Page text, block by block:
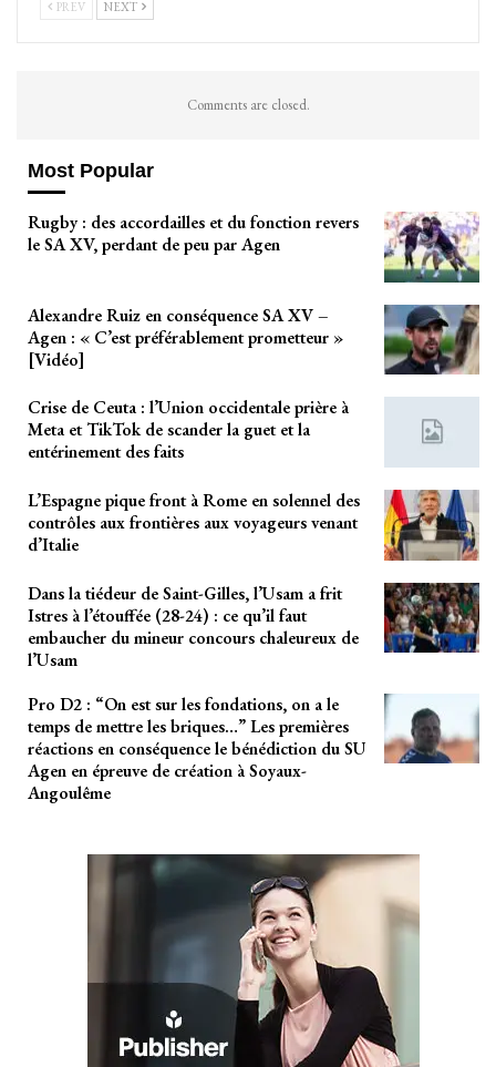
PREV NEXT
Comments are closed.
Most Popular
Rugby : des accordailles et du fonction revers
le SA XV, perdant de peu par Agen
Alexandre Ruiz en conséquence SA XV –
Agen : « C’est préférablement prometteur »
[Vidéo]
Crise de Ceuta : l’Union occidentale prière à
Meta et TikTok de scander la guet et la
entérinement des faits
L’Espagne pique front à Rome en solennel des
contrôles aux frontières aux voyageurs venant
d’Italie
Dans la tiédeur de Saint-Gilles, l’Usam a frit
Istres à l’étouffée (28-24) : ce qu’il faut
embaucher du mineur concours chaleureux de
l’Usam
Pro D2 : “On est sur les fondations, on a le
temps de mettre les briques…” Les premières
réactions en conséquence le bénédiction du SU
Agen en épreuve de création à Soyaux-
Angoulême